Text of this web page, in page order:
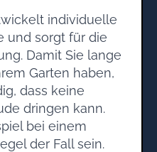
individuelle
und sorgt für die
Damit Sie lange
Garten haben,
dass keine
dringen kann.
bei einem
der Fall sein.